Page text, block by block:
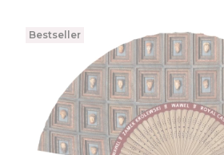
Bestseller